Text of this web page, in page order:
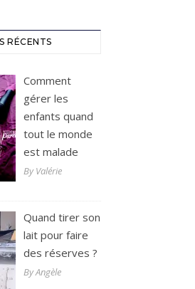
RÉCENTS
Comment
gérer les
enfants quand
tout le monde
est malade
By Valérie
Quand tirer son
lait pour faire
des réserves ?
By Angèle